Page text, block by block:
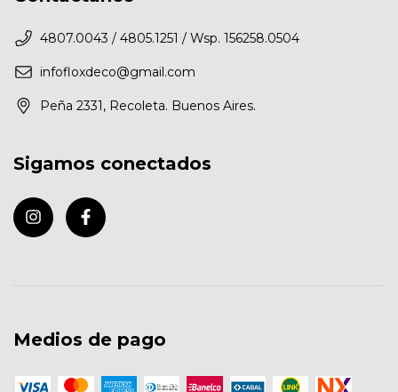
4807.0043 / 4805.1251 / Wsp. 156258.0504
infofloxdeco@gmail.com
Peña 2331, Recoleta. Buenos Aires.
Sigamos conectados
Medios de pago